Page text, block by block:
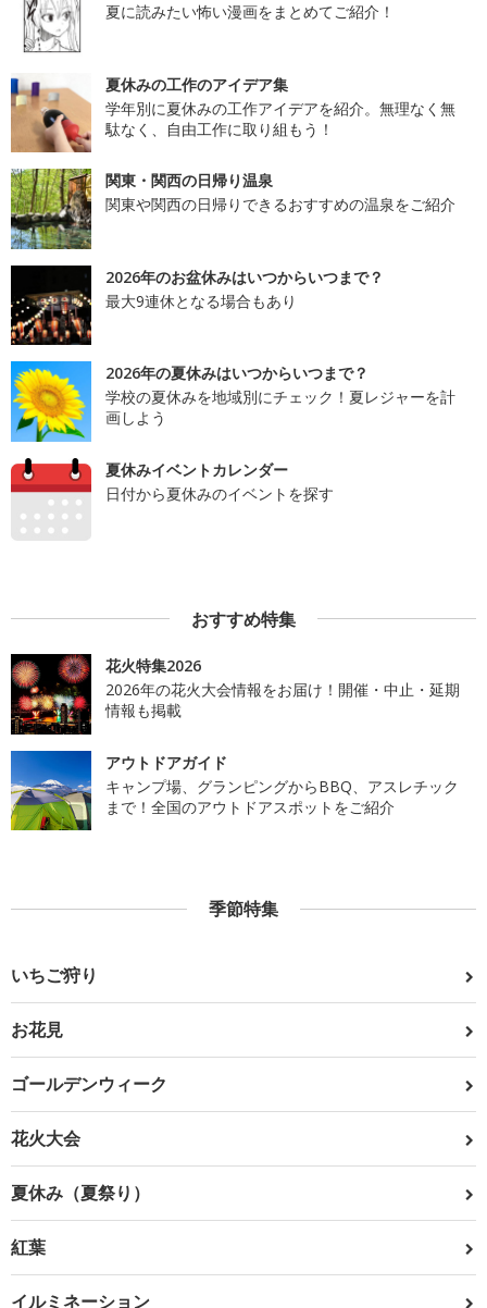
夏に読みたい怖い漫画をまとめてご紹介！
夏休みの工作のアイデア集
学年別に夏休みの工作アイデアを紹介。無理なく無
駄なく、自由工作に取り組もう！
関東・関西の日帰り温泉
関東や関西の日帰りできるおすすめの温泉をご紹介
2026年のお盆休みはいつからいつまで？
最大9連休となる場合もあり
2026年の夏休みはいつからいつまで？
学校の夏休みを地域別にチェック！夏レジャーを計
画しよう
夏休みイベントカレンダー
日付から夏休みのイベントを探す
おすすめ特集
花火特集2026
2026年の花火大会情報をお届け！開催・中止・延期
情報も掲載
アウトドアガイド
キャンプ場、グランピングからBBQ、アスレチック
まで！全国のアウトドアスポットをご紹介
季節特集
いちご狩り
お花見
ゴールデンウィーク
花火大会
夏休み（夏祭り）
紅葉
イルミネーション